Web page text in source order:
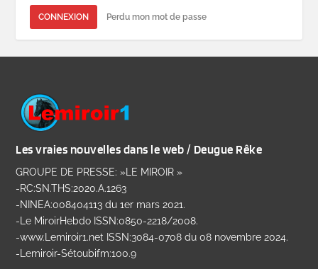
CONNEXION Perdu mon mot de passe
Les vraies nouvelles dans le web / Deugue Rêke
GROUPE DE PRESSE: »LE MIROIR »
-RC:SN.THS:2020.A.1263
-NINEA:008404113 du 1er mars 2021.
-Le MiroirHebdo ISSN:0850-2218/2008.
-www.Lemiroir1.net ISSN:3084-0708 du 08 novembre 2024.
-Lemiroir-Sétoubifm:100.9